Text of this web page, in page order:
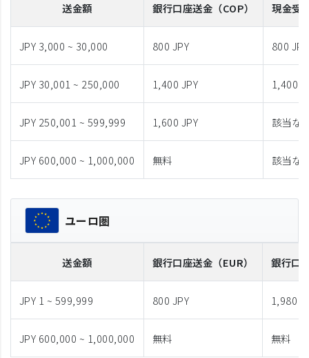
送金額 銀行口座送金 （COP） 現金受
JPY 3,000 ~ 30,000 800 JPY 800 JPY
JPY 30,001 ~ 250,000 1,400 JPY 1,400
JPY 250,001 ~ 599,999 1,600 JPY 該当な
JPY 600,000 ~ 1,000,000 無料 該当な
ユーロ圏
送金額 銀行口座送金 （EUR） 銀行口
JPY 1 ~ 599,999 800 JPY 1,980
JPY 600,000 ~ 1,000,000 無料 無料